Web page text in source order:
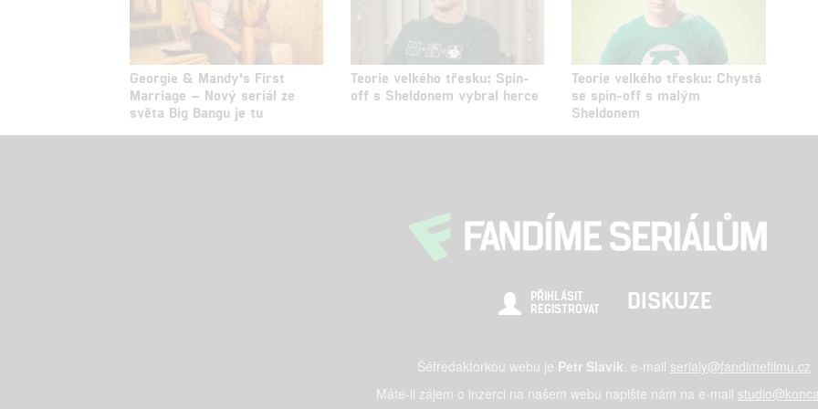
Georgie & Mandy's First
Marriage – Nový seriál ze
světa Big Bangu je tu
Teorie velkého třesku: Spin-
off s Sheldonem vybral herce
Teorie velkého třesku: Chystá
se spin-off s malým
Sheldonem
PŘIHLÁSIT
REGISTROVAT
DISKUZE
Šéfredaktorkou webu je Petr Slavík , e-mail serialy@fandimefilmu.cz
Máte-li zájem o inzerci na našem webu napište nám na e-mail